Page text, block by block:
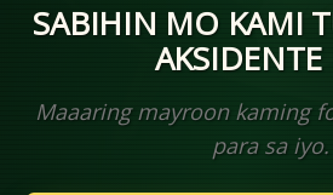
SABIHIN MO KAMI
Maaaring mayroon kaming
para sa iyo.